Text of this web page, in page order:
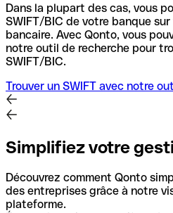
Dans la plupart des cas, vous
SWIFT/BIC de votre banque
bancaire. Avec Qonto, vous
notre outil de recherche pour
SWIFT/BIC.
Trouver un SWIFT avec notre
Simplifiez votre
Découvrez comment Qonto
des entreprises grâce à notre
plateforme.